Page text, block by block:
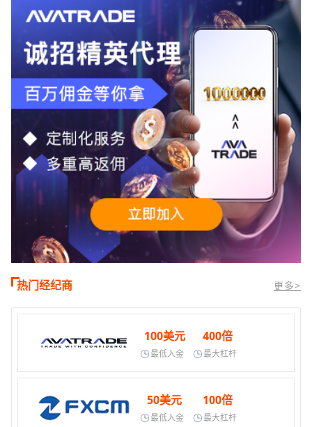
TMGM官网交易资讯了解，周三亚洲交易
时段,油价暴跌逾6%,布伦特原油跌破每桶
100美元
热门经纪商 更多>
100美元
最低入金
400倍
最大杠杆
50美元
最低入金
100倍
最大杠杆